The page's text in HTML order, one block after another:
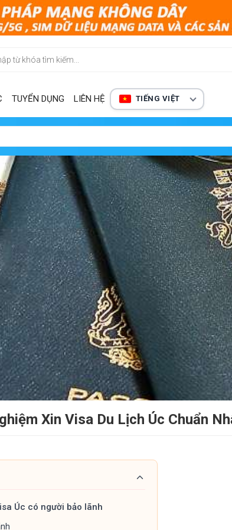
TUYỂN DỤNG LIÊN HỆ TIẾNG VIỆT
Xin Visa Du Lịch Úc Chuẩn
Úc có người bảo lãnh